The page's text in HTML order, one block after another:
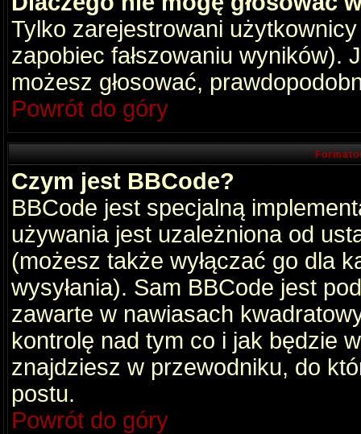
Tylko zarejestrowani
zapobiec fałszowaniu wyników).
możesz głosować,
Powrót do góry
Czym jest BBCode?
BBCode jest specjalną
używania jest uzależniona od
(możesz także wyłączać go dla
wysyłania). Sam BBCode jest
zawarte w nawiasach
kontrolę nad tym co i jak będzie
znajdziesz w przewodniku, do
postu.
Powrót do góry